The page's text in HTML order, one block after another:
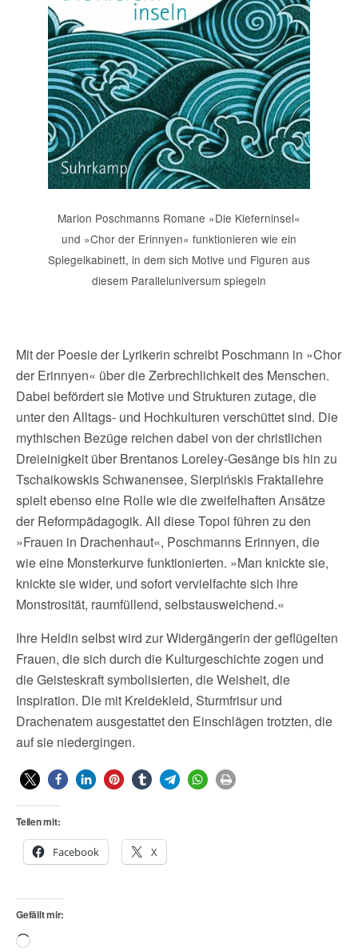
Marion Poschmanns Romane »Die Kieferninsel«
und »Chor der Erinnyen« funktionieren wie ein
Spiegelkabinett, in dem sich Motive und Figuren aus
diesem Paralleluniversum spiegeln
Mit der Poesie der Lyrikerin schreibt Poschmann in »Chor
der Erinnyen« über die Zerbrechlichkeit des Menschen.
Dabei befördert sie Motive und Strukturen zutage, die
unter den Alltags- und Hochkulturen verschüttet sind. Die
mythischen Bezüge reichen dabei von der christlichen
Dreieinigkeit über Brentanos Loreley-Gesänge bis hin zu
Tschaikowskis Schwanensee, Sierpińskis Fraktallehre
spielt ebenso eine Rolle wie die zweifelhaften Ansätze
der Reformpädagogik. All diese Topoi führen zu den
»Frauen in Drachenhaut«, Poschmanns Erinnyen, die
wie eine Monsterkurve funktionierten. »Man knickte sie,
knickte sie wider, und sofort vervielfachte sich ihre
Monstrosität, raumfüllend, selbstausweichend.«
Ihre Heldin selbst wird zur Widergängerin der geflügelten
Frauen, die sich durch die Kulturgeschichte zogen und
die Geisteskraft symbolisierten, die Weisheit, die
Inspiration. Die mit Kreidekleid, Sturmfrisur und
Drachenatem ausgestattet den Einschlägen trotzten, die
auf sie niedergingen.
Teilen mit:
Facebook X
Gefällt mir:
Wird